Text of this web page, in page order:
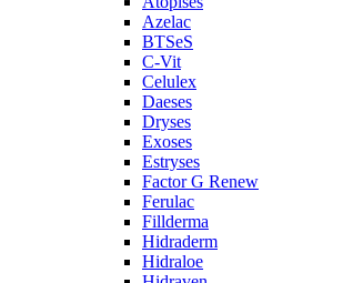
Azelac
BTSeS
C‑Vit
Celulex
Daeses
Dryses
Exoses
Estryses
Factor G Renew
Ferulac
Fillderma
Hidraderm
Hidraloe